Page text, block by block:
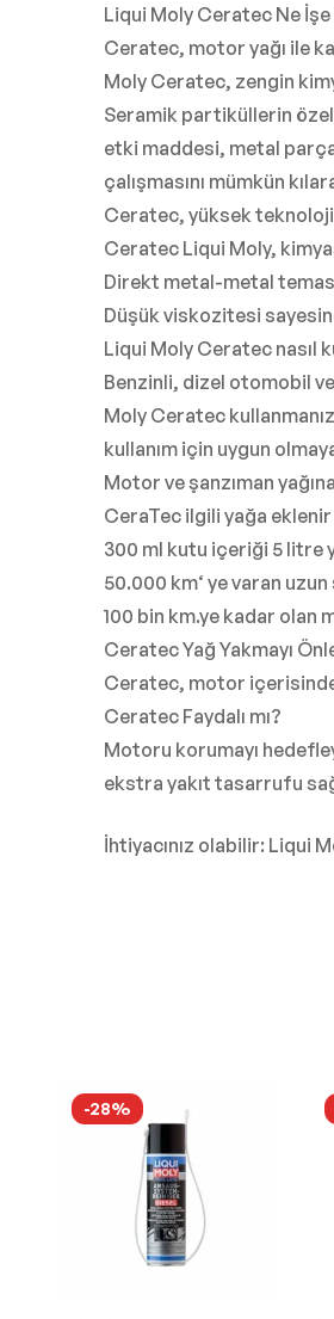
Liqui Moly Ceratec Ne İşe
Ceratec, motor yağı ile
Moly Ceratec, zengin
Seramik partiküllerin
etki maddesi, metal
çalışmasını mümkün
Ceratec, yüksek
Ceratec Liqui Moly,
Direkt metal-metal
Düşük viskozitesi
Liqui Moly Ceratec nasıl
Benzinli, dizel otomobil
Moly Ceratec
kullanım için uygun
Motor ve şanzıman
CeraTec ilgili yağa eklenir
300 ml kutu içeriği 5
50.000 km‘ ye varan
100 bin km.ye kadar olan
Ceratec Yağ Yakmayı
Ceratec, motor içerisinde
Ceratec Faydalı mı?
Motoru korumayı
ekstra yakıt tasarrufu
İhtiyacınız olabilir: Liqui
-28%